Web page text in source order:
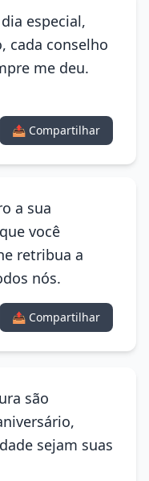
especial,
cada conselho
me deu.
📤 Compartilhar
a sua
você
retribua a
nós.
📤 Compartilhar
são
sejam suas